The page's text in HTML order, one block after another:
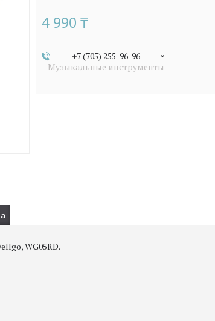
4 990 ₸
+7 (705) 255-96-96
Музыкальные инструменты
WG05RD.